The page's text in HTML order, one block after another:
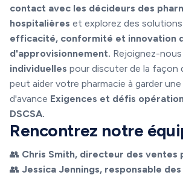
contact avec les décideurs des
hospitalières et explorez des
efficacité, conformité et innovation
d'approvisionnement. Rejoignez-
individuelles pour discuter de la façon
peut aider votre pharmacie à garder
d'avance Exigences et défis
DSCSA.
Rencontrez notre
👥 Chris Smith, directeur des ventes
👥 Jessica Jennings, responsable